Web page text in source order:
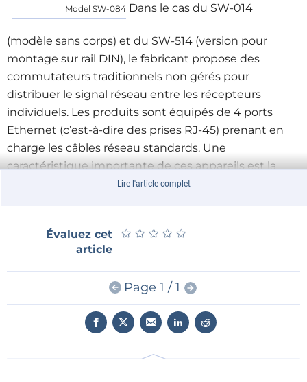
Model SW-084 Dans le cas du SW-014
(modèle sans corps) et du SW-514 (version pour
montage sur rail DIN), le fabricant propose des
commutateurs traditionnels non gérés pour
distribuer le signal réseau entre les récepteurs
individuels. Les produits sont équipés de 4 ports
Ethernet (c’est-à-dire des prises RJ-45) prenant en
charge les câbles réseau standards. Une
caractéristique importante de ces appareils est la
possibilité d’être alimentés avec des tensions d’une
différentes déjà présentes dans le système. De plus,
l’énergie peut provenir de deux sources
indépendantes pour assurer un fonctionnement
ininterrompu de l’appareil. La deuxième
caractéristique importante des produits est la large
tolérance thermique : les commutateurs sont
-40°C à 80°C donc, même dans des conditions qui
Lire l'article complet
Évaluez cet
article
★ ★ ★ ★ ★
★ ★ ★ ★ ★
Page 1 / 1